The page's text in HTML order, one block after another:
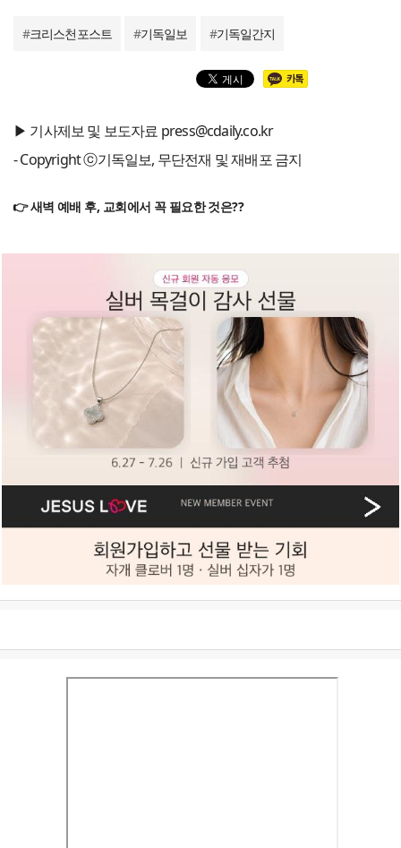
#크리스천포스트 #기독일보 #기독일간지
▶ 기사제보 및 보도자료 press@cdaily.co.kr
- Copyright ⓒ기독일보, 무단전재 및 재배포 금지
👉 새벽 예배 후, 교회에서 꼭 필요한 것은??